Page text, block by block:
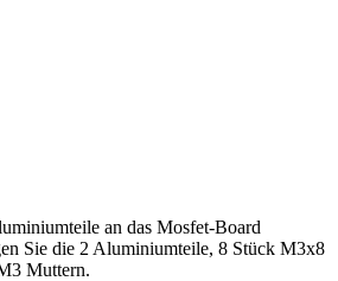
an das Mosfet-Board
Sie die 2 Aluminiumteile, 8 Stück M3x8
Muttern.